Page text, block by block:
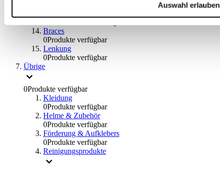
Auswahl erlauben
Braces
0Produkte verfügbar
Lenkung
0Produkte verfügbar
Übrige
0Produkte verfügbar
Kleidung
0Produkte verfügbar
Helme & Zubehör
0Produkte verfügbar
Förderung & Aufklebers
0Produkte verfügbar
Reinigungsprodukte